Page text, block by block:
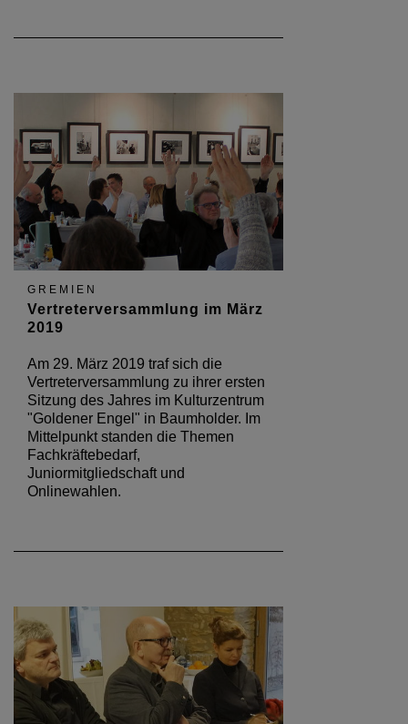
GREMIEN
Vertreterversammlung im März
2019
Am 29. März 2019 traf sich die
Vertreterversammlung zu ihrer ersten
Sitzung des Jahres im Kulturzentrum
"Goldener Engel" in Baumholder. Im
Mittelpunkt standen die Themen
Fachkräftebedarf,
Juniormitgliedschaft und
Onlinewahlen.